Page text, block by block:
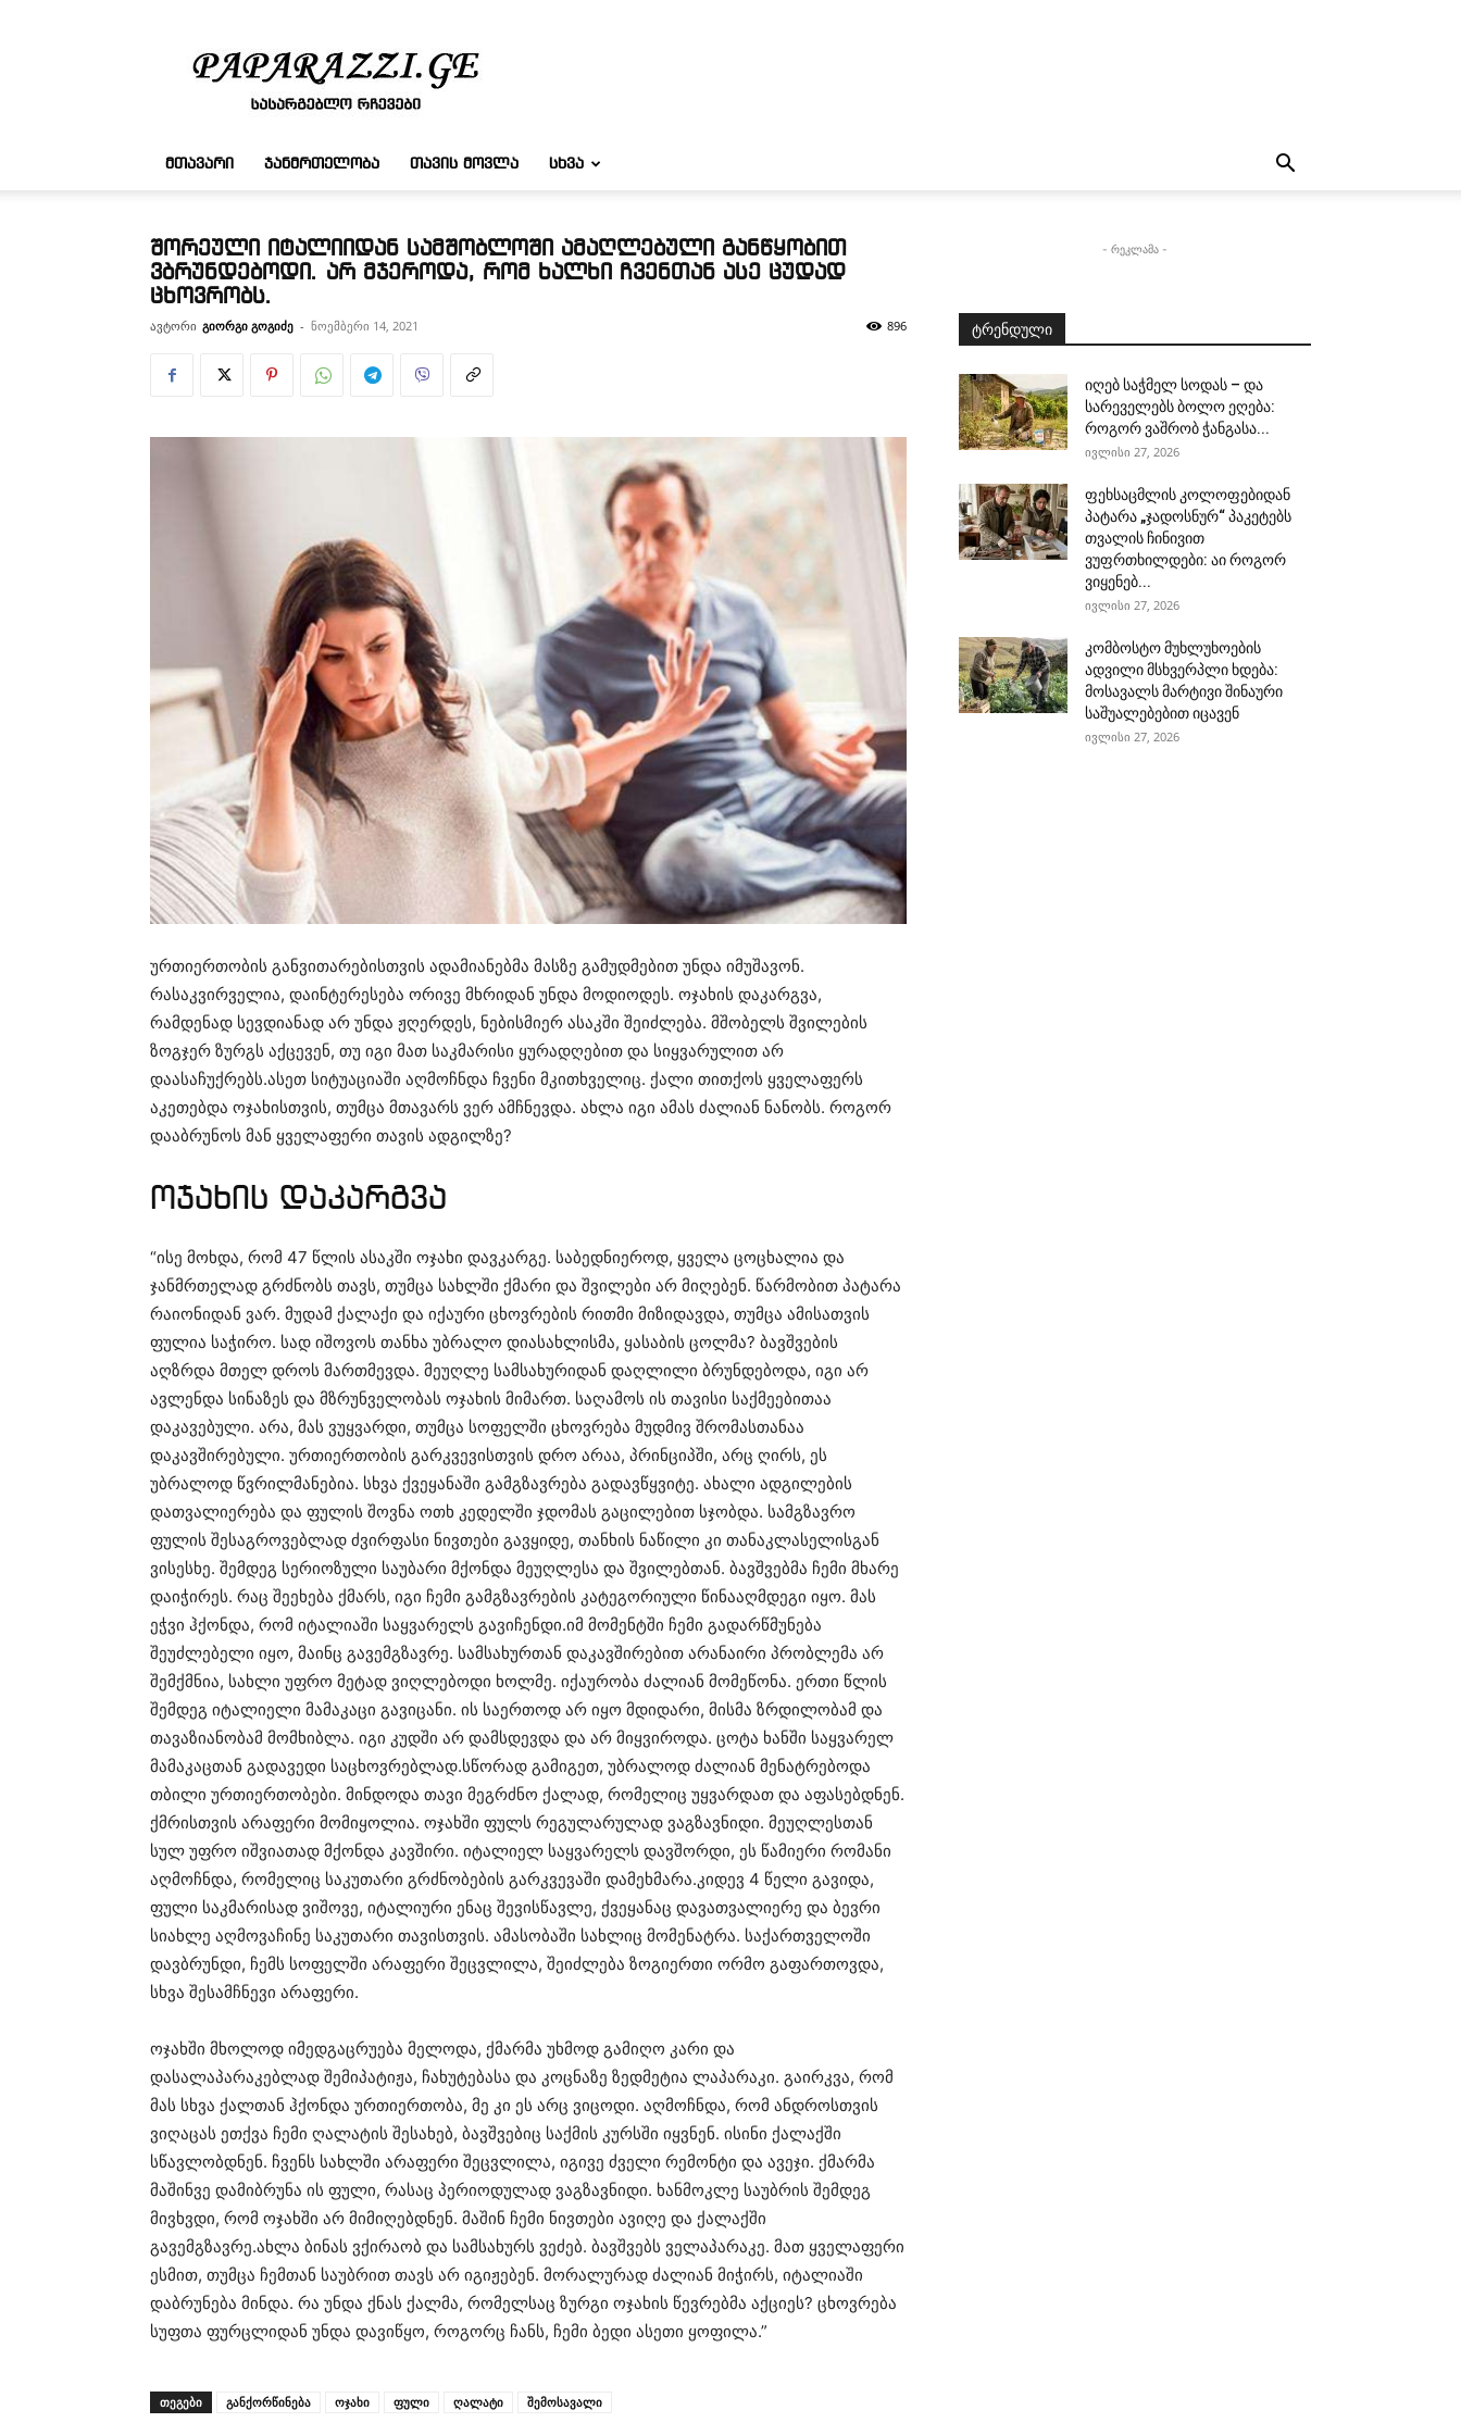
რჩევები
ᲛᲗᲐᲕᲐᲠᲘ ᲯᲐᲜᲛᲠᲗᲔᲚᲝᲑᲐ ᲗᲐᲕᲘᲡ ᲛᲝᲕᲚᲐ ᲡᲮᲕᲐ
შორეული იტალიიდან სამშობლოში ამაღლებული განწყობით
ვბრუნდებოდი. არ მჯეროდა, რომ ხალხი ჩვენთან ასე ცუდად
ცხოვრობს.
ავტორი გიორგი გოგიძე - ნოემბერი 14, 2021 896
ურთიერთობის განვითარებისთვის ადამიანებმა მასზე გამუდმებით უნდა იმუშავონ.
რასაკვირველია, დაინტერესება ორივე მხრიდან უნდა მოდიოდეს. ოჯახის დაკარგვა,
რამდენად სევდიანად არ უნდა ჟღერდეს, ნებისმიერ ასაკში შეიძლება. მშობელს შვილების
ზოგჯერ ზურგს აქცევენ, თუ იგი მათ საკმარისი ყურადღებით და სიყვარულით არ
დაასაჩუქრებს.ასეთ სიტუაციაში აღმოჩნდა ჩვენი მკითხველიც. ქალი თითქოს ყველაფერს
აკეთებდა ოჯახისთვის, თუმცა მთავარს ვერ ამჩნევდა. ახლა იგი ამას ძალიან ნანობს. როგორ
დააბრუნოს მან ყველაფერი თავის ადგილზე?
ოჯახის დაკარგვა
“ისე მოხდა, რომ 47 წლის ასაკში ოჯახი დავკარგე. საბედნიეროდ, ყველა ცოცხალია და
ჯანმრთელად გრძნობს თავს, თუმცა სახლში ქმარი და შვილები არ მიღებენ. წარმობით პატარა
რაიონიდან ვარ. მუდამ ქალაქი და იქაური ცხოვრების რითმი მიზიდავდა, თუმცა ამისათვის
ფულია საჭირო. სად იშოვოს თანხა უბრალო დიასახლისმა, ყასაბის ცოლმა? ბავშვების
აღზრდა მთელ დროს მართმევდა. მეუღლე სამსახურიდან დაღლილი ბრუნდებოდა, იგი არ
ავლენდა სინაზეს და მზრუნველობას ოჯახის მიმართ. საღამოს ის თავისი საქმეებითაა
დაკავებული. არა, მას ვუყვარდი, თუმცა სოფელში ცხოვრება მუდმივ შრომასთანაა
დაკავშირებული. ურთიერთობის გარკვევისთვის დრო არაა, პრინციპში, არც ღირს, ეს
უბრალოდ წვრილმანებია. სხვა ქვეყანაში გამგზავრება გადავწყვიტე. ახალი ადგილების
დათვალიერება და ფულის შოვნა ოთხ კედელში ჯდომას გაცილებით სჯობდა. სამგზავრო
ფულის შესაგროვებლად ძვირფასი ნივთები გავყიდე, თანხის ნაწილი კი თანაკლასელისგან
ვისესხე. შემდეგ სერიოზული საუბარი მქონდა მეუღლესა და შვილებთან. ბავშვებმა ჩემი მხარე
დაიჭირეს. რაც შეეხება ქმარს, იგი ჩემი გამგზავრების კატეგორიული წინააღმდეგი იყო. მას
ეჭვი ჰქონდა, რომ იტალიაში საყვარელს გავიჩენდი.იმ მომენტში ჩემი გადარწმუნება
შეუძლებელი იყო, მაინც გავემგზავრე. სამსახურთან დაკავშირებით არანაირი პრობლემა არ
შემქმნია, სახლი უფრო მეტად ვიღლებოდი ხოლმე. იქაურობა ძალიან მომეწონა. ერთი წლის
შემდეგ იტალიელი მამაკაცი გავიცანი. ის საერთოდ არ იყო მდიდარი, მისმა ზრდილობამ და
თავაზიანობამ მომხიბლა. იგი კუდში არ დამსდევდა და არ მიყვიროდა. ცოტა ხანში საყვარელ
მამაკაცთან გადავედი საცხოვრებლად.სწორად გამიგეთ, უბრალოდ ძალიან მენატრებოდა
თბილი ურთიერთობები. მინდოდა თავი მეგრძნო ქალად, რომელიც უყვარდათ და აფასებდნენ.
ქმრისთვის არაფერი მომიყოლია. ოჯახში ფულს რეგულარულად ვაგზავნიდი. მეუღლესთან
სულ უფრო იშვიათად მქონდა კავშირი. იტალიელ საყვარელს დავშორდი, ეს წამიერი რომანი
აღმოჩნდა, რომელიც საკუთარი გრძნობების გარკვევაში დამეხმარა.კიდევ 4 წელი გავიდა,
ფული საკმარისად ვიშოვე, იტალიური ენაც შევისწავლე, ქვეყანაც დავათვალიერე და ბევრი
სიახლე აღმოვაჩინე საკუთარი თავისთვის. ამასობაში სახლიც მომენატრა. საქართველოში
დავბრუნდი, ჩემს სოფელში არაფერი შეცვლილა, შეიძლება ზოგიერთი ორმო გაფართოვდა,
სხვა შესამჩნევი არაფერი.
ოჯახში მხოლოდ იმედგაცრუება მელოდა, ქმარმა უხმოდ გამიღო კარი და
დასალაპარაკებლად შემიპატიჟა, ჩახუტებასა და კოცნაზე ზედმეტია ლაპარაკი. გაირკვა, რომ
მას სხვა ქალთან ჰქონდა ურთიერთობა, მე კი ეს არც ვიცოდი. აღმოჩნდა, რომ ანდროსთვის
ვიღაცას ეთქვა ჩემი ღალატის შესახებ, ბავშვებიც საქმის კურსში იყვნენ. ისინი ქალაქში
სწავლობდნენ. ჩვენს სახლში არაფერი შეცვლილა, იგივე ძველი რემონტი და ავეჯი. ქმარმა
მაშინვე დამიბრუნა ის ფული, რასაც პერიოდულად ვაგზავნიდი. ხანმოკლე საუბრის შემდეგ
მივხვდი, რომ ოჯახში არ მიმიღებდნენ. მაშინ ჩემი ნივთები ავიღე და ქალაქში
გავემგზავრე.ახლა ბინას ვქირაობ და სამსახურს ვეძებ. ბავშვებს ველაპარაკე. მათ ყველაფერი
ესმით, თუმცა ჩემთან საუბრით თავს არ იგიჟებენ. მორალურად ძალიან მიჭირს, იტალიაში
დაბრუნება მინდა. რა უნდა ქნას ქალმა, რომელსაც ზურგი ოჯახის წევრებმა აქციეს? ცხოვრება
სუფთა ფურცლიდან უნდა დავიწყო, როგორც ჩანს, ჩემი ბედი ასეთი ყოფილა.”
ᲗᲔᲒᲔᲑᲘ განქორწინება ოჯახი ფული ღალატი შემოსავალი
- რეკლამა -
ტრენდული
იღებ საჭმელ სოდას – და
სარეველებს ბოლო ეღება:
როგორ ვაშრობ ჭანგასა...
ივლისი 27, 2026
ფეხსაცმლის კოლოფებიდან
პატარა „ჯადოსნურ“ პაკეტებს
თვალის ჩინივით
ვუფრთხილდები: აი როგორ
ვიყენებ...
ივლისი 27, 2026
კომბოსტო მუხლუხოების
ადვილი მსხვერპლი ხდება:
მოსავალს მარტივი შინაური
საშუალებებით იცავენ
ივლისი 27, 2026